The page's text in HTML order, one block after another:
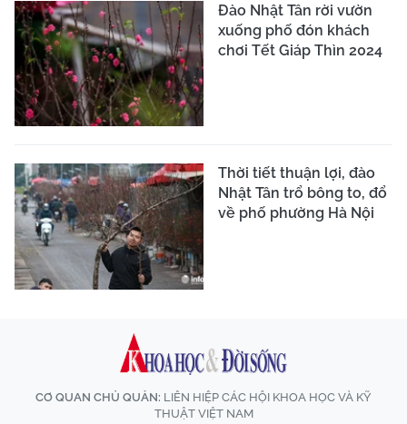
Đào Nhật Tân rời vườn
xuống phố đón khách
chơi Tết Giáp Thìn 2024
Thời tiết thuận lợi, đào
Nhật Tân trổ bông to, đổ
về phố phường Hà Nội
CƠ QUAN CHỦ QUẢN: LIÊN HIỆP CÁC HỘI KHOA HỌC VÀ KỸ
THUẬT VIỆT NAM